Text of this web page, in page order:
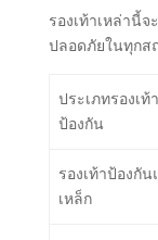
รองเท้าเหล่านี้
ปลอดภัยในทุกส
ประเภทรองเท้า
ป้องกัน
รองเท้าป้องกัน
เหล็ก